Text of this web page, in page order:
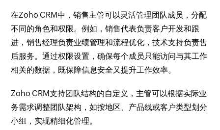
在Zoho CRM中，销售主管可以灵活管理团队成员，分配
不同的角色和权限。例如，销售代表负责客户开发和跟
进，销售经理负责业绩管理和流程优化，技术支持负责售
后服务。通过权限设置，确保每个成员只能访问与其工作
相关的数据，既保障信息安全又提升工作效率。
Zoho CRM支持团队结构的自定义，主管可以根据实际业
务需求调整团队架构，如按地区、产品线或客户类型划分
小组，实现精细化管理。